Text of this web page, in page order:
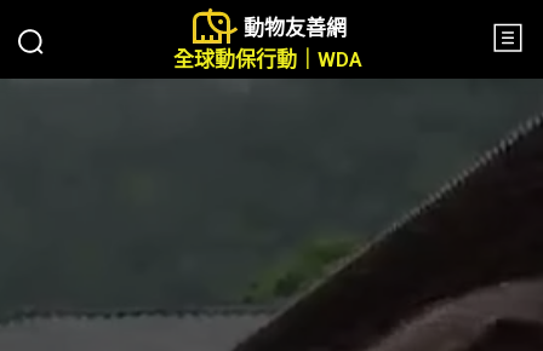
動物友善網
全球動保行動｜WDA